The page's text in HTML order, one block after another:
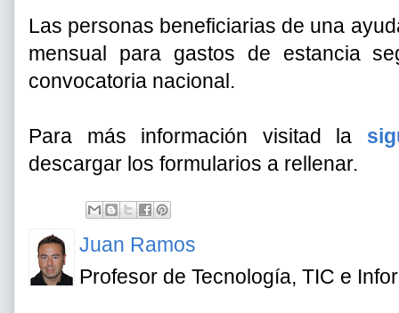
Las personas beneficiarias de una
mensual para gastos de estancia
convocatoria nacional.
Para más información visitad la
descargar los formularios a rellenar.
Juan Ramos
Profesor de Tecnología, TIC e